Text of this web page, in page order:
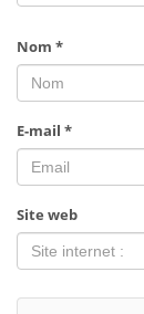
Nom *
E-mail *
Site web